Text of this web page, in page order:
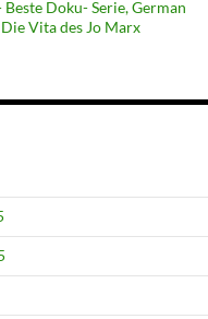
Doku- Serie, German
Vita des Jo Marx